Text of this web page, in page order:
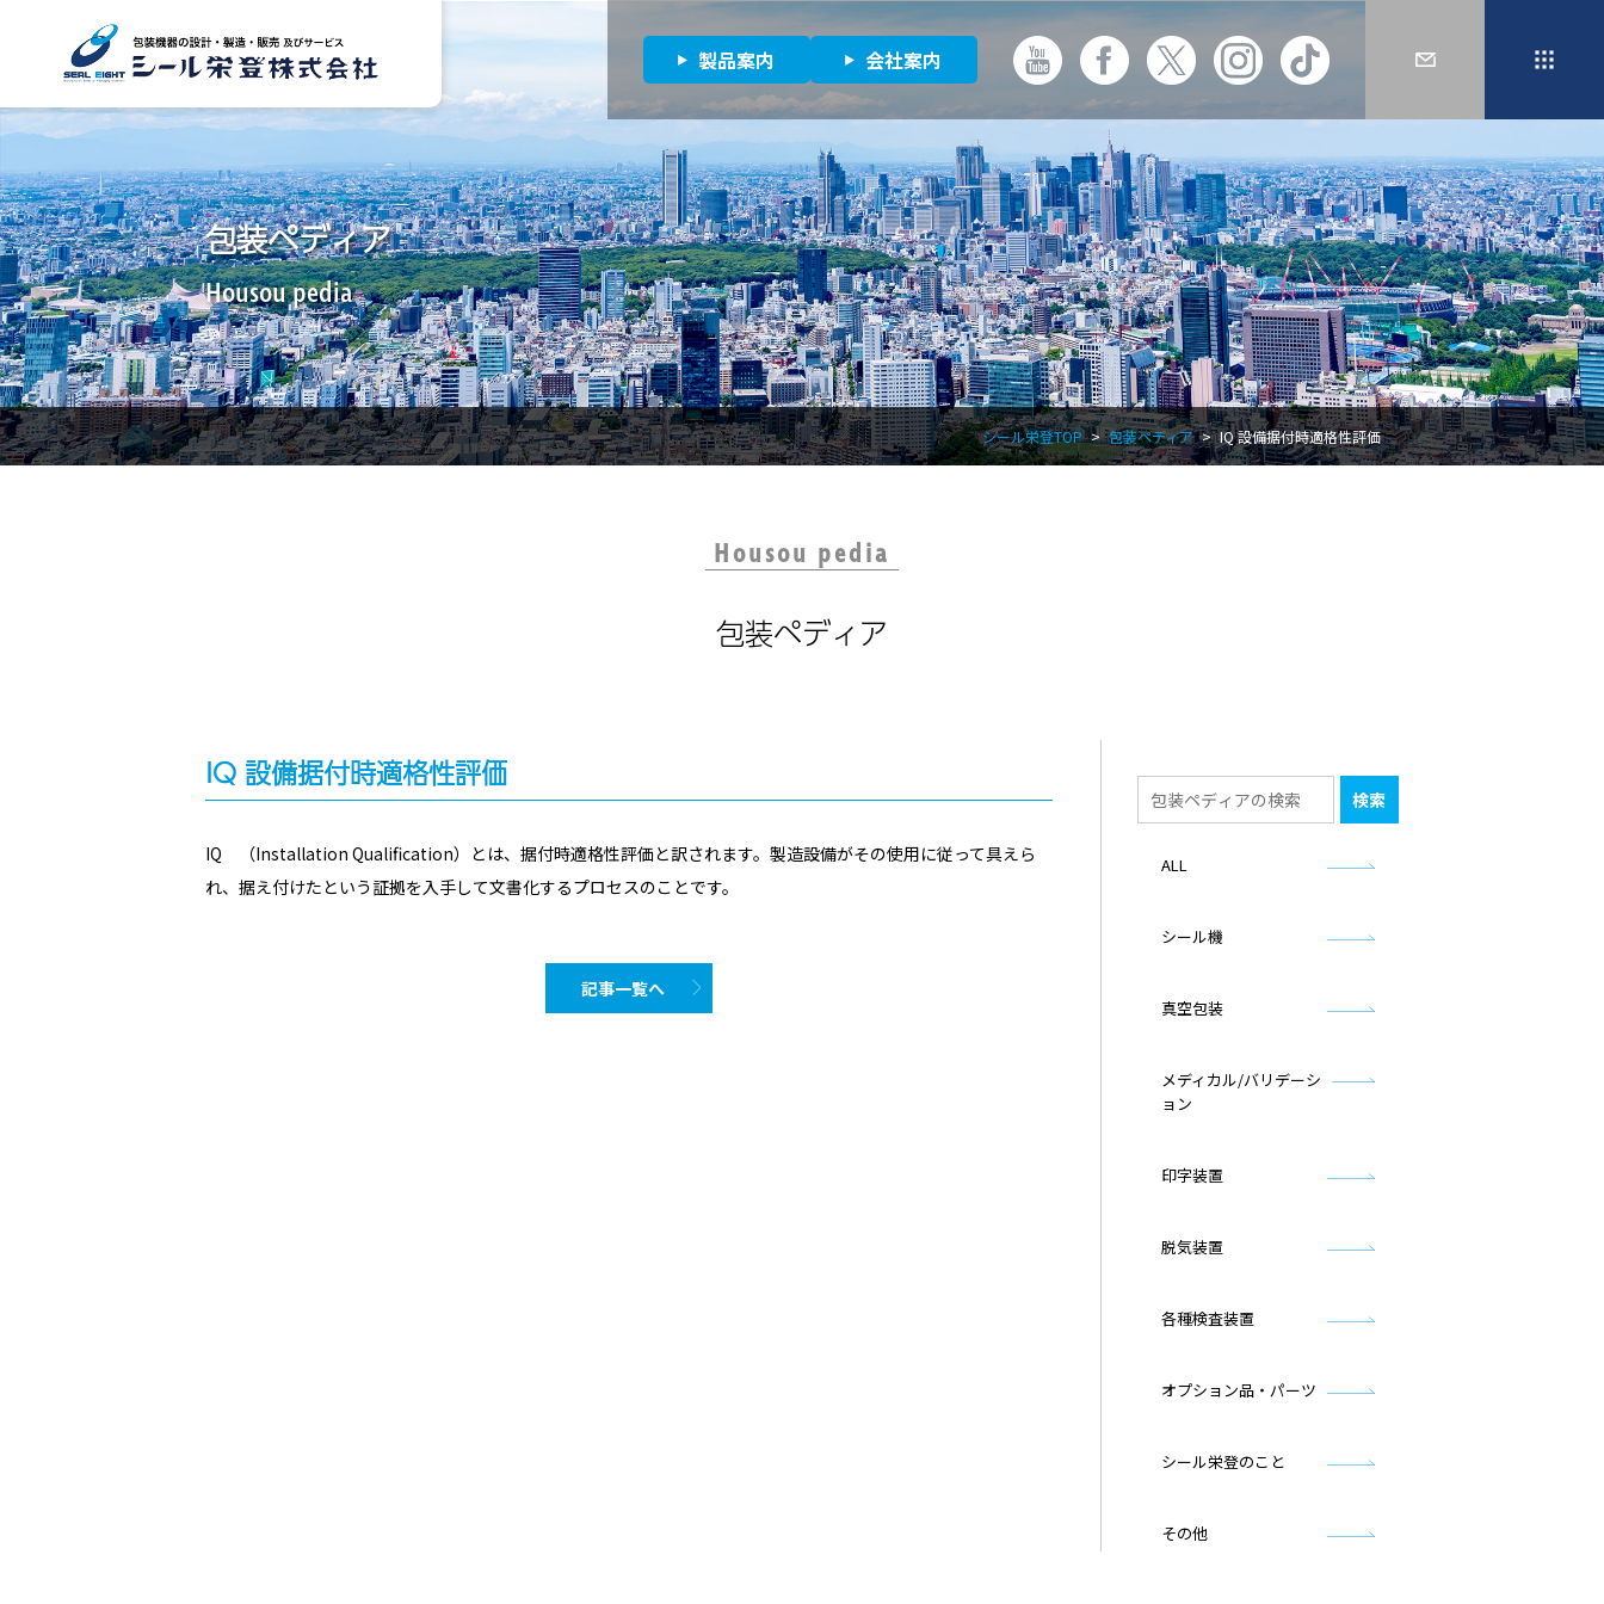
製品案内 会社案内
包装ペディア
Housou pedia
シール栄登TOP 包装ペディア IQ 設備据付時適格性評価
Housou pedia
包装ペディア
IQ 設備据付時適格性評価
IQ （Installation Qualification）とは、据付時適格性評価と訳されます。製造設備がその使用に従って具えら
れ、据え付けたという証拠を入手して文書化するプロセスのことです。
記事一覧へ
ALL
シール機
真空包装
メディカル/バリデーシ
ョン
印字装置
脱気装置
各種検査装置
オプション品・パーツ
シール栄登のこと
その他